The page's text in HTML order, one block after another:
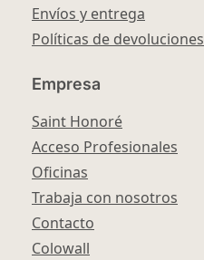
Envíos y entrega
Políticas de devoluciones
Empresa
Saint Honoré
Acceso Profesionales
Oficinas
Trabaja con nosotros
Contacto
Colowall